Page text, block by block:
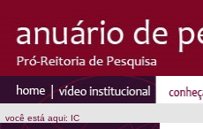
você está aqui: IC